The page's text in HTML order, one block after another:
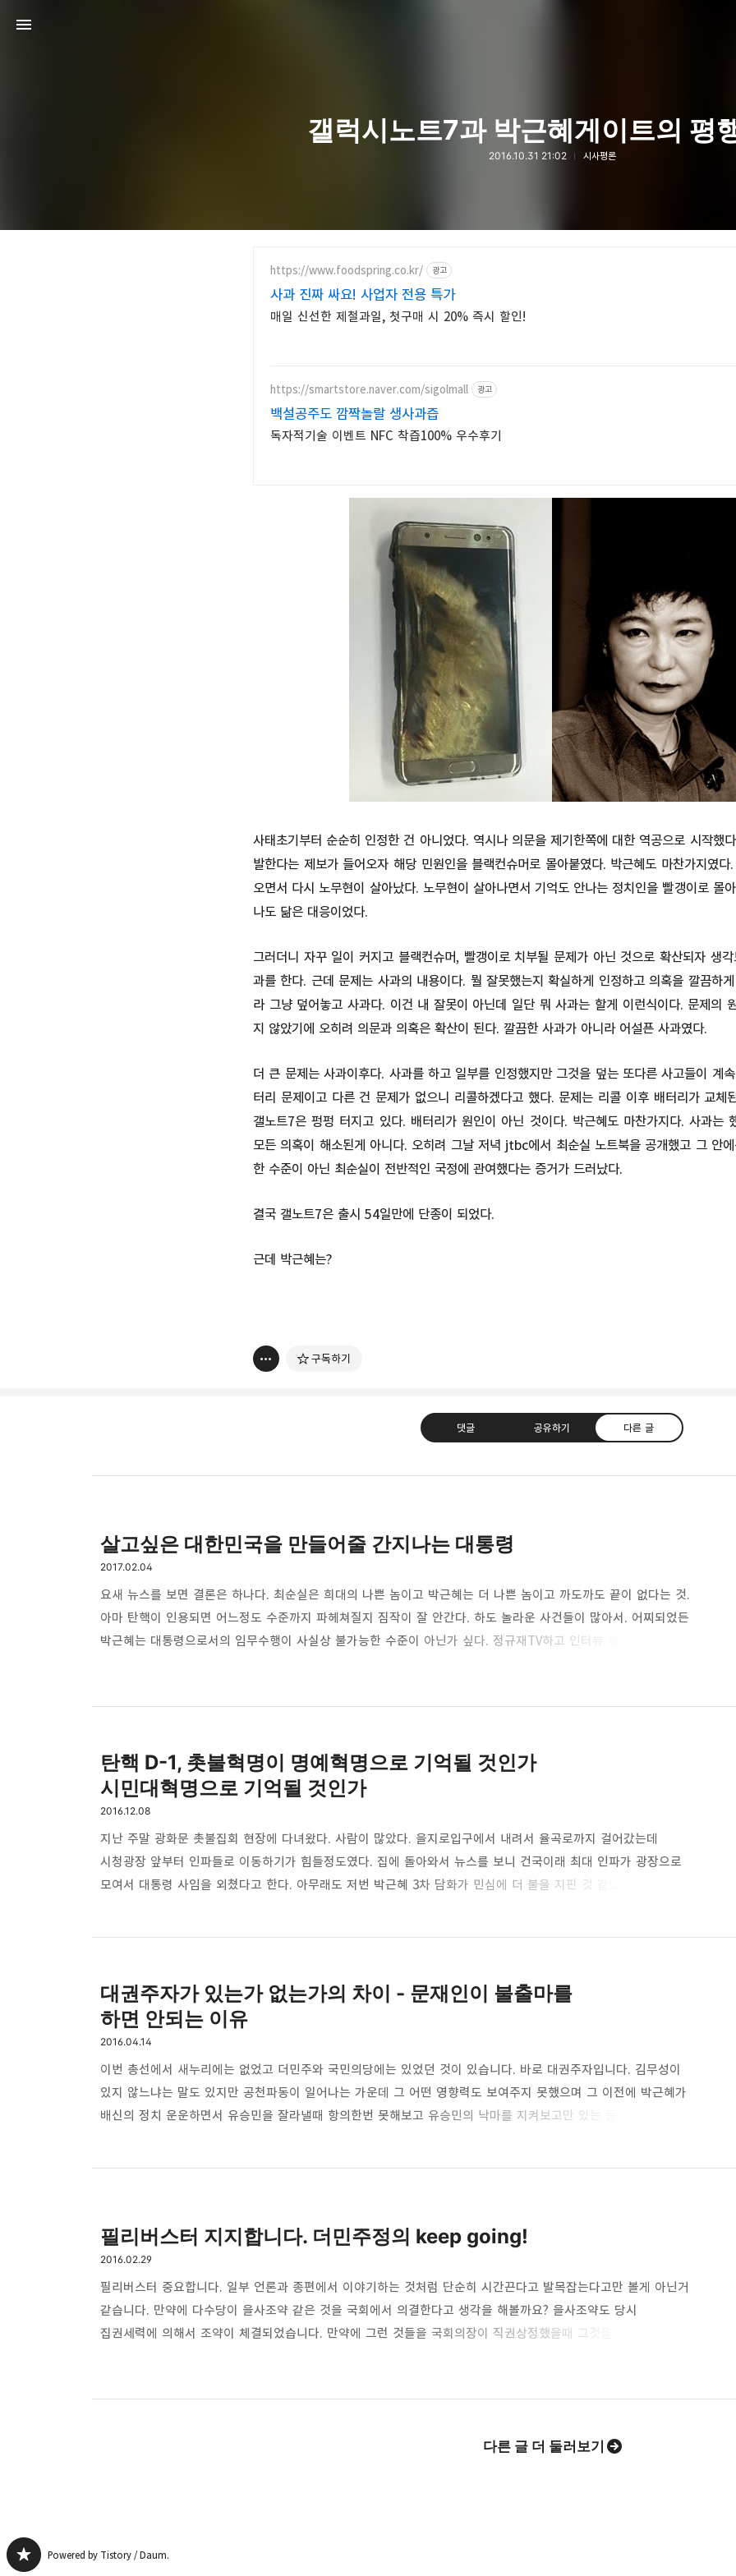
갤럭시노트7과 박근혜게이트의 평
2016.10.31 21:02 시사평론
https://www.foodspring.co.kr/ 광고
사과 진짜 싸요! 사업자 전용 특가
매일 신선한 제철과일, 첫구매 시 20% 즉시 할인!
https://smartstore.naver.com/sigolmall 광고
백설공주도 깜짝놀랄 생사과즙
독자적기술 이벤트 NFC 착즙100% 우수후기
사태초기부터 순순히 인정한 건 아니었다. 역시나 의문을 제기한쪽에 대한 역공으로 시작했
발한다는 제보가 들어오자 해당 민원인을 블랙컨슈머로 몰아붙였다. 박근혜도 마찬가지였
오면서 다시 노무현이 살아났다. 노무현이 살아나면서 기억도 안나는 정치인을 빨갱이로 몰
나도 닮은 대응이었다.
그러더니 자꾸 일이 커지고 블랙컨슈머, 빨갱이로 치부될 문제가 아닌 것으로 확산되자 생
과를 한다. 근데 문제는 사과의 내용이다. 뭘 잘못했는지 확실하게 인정하고 의혹을 깔끔하
라 그냥 덮어놓고 사과다. 이건 내 잘못이 아닌데 일단 뭐 사과는 할게 이런식이다. 문제의
지 않았기에 오히려 의문과 의혹은 확산이 된다. 깔끔한 사과가 아니라 어설픈 사과였다.
더 큰 문제는 사과이후다. 사과를 하고 일부를 인정했지만 그것을 덮는 또다른 사고들이 계
터리 문제이고 다른 건 문제가 없으니 리콜하겠다고 했다. 문제는 리콜 이후 배터리가 교체
갤노트7은 펑펑 터지고 있다. 배터리가 원인이 아닌 것이다. 박근혜도 마찬가지다. 사과는
모든 의혹이 해소된게 아니다. 오히려 그날 저녁 jtbc에서 최순실 노트북을 공개했고 그 안
한 수준이 아닌 최순실이 전반적인 국정에 관여했다는 증거가 드러났다.
결국 갤노트7은 출시 54일만에 단종이 되었다.
근데 박근혜는?
구독하기
댓글 공유하기 다른 글
bravesjb@gmail.com, South Korea, Since 2004
살고싶은 대한민국을 만들어줄 간지나는 대통령
2017.02.04
요새 뉴스를 보면 결론은 하나다. 최순실은 희대의 나쁜 놈이고 박근혜는 더 나쁜 놈이고 까도까도 끝이 없다는 것.
아마 탄핵이 인용되면 어느정도 수준까지 파헤쳐질지 짐작이 잘 안간다. 하도 놀라운 사건들이 많아서. 어찌되었든
박근혜는 대통령으로서의 임무수행이 사실상 불가능한 수준이 아닌가 싶다. 정규재TV하고 인터뷰 하는거 보면서 아
틀리지 않았구나 하고 생각하게 되는데 난 아직도 노통탄핵하면서 빙긋이 웃던 박근혜의 얼굴이 기억난다.이명박
탄핵 D-1, 촛불혁명이 명예혁명으로 기억될 것인가
시민대혁명으로 기억될 것인가
2016.12.08
지난 주말 광화문 촛불집회 현장에 다녀왔다. 사람이 많았다. 을지로입구에서 내려서 율곡로까지 걸어갔는데
시청광장 앞부터 인파들로 이동하기가 힘들정도였다. 집에 돌아와서 뉴스를 보니 건국이래 최대 인파가 광장으로
모여서 대통령 사임을 외쳤다고 한다. 아무래도 저번 박근혜 3차 담화가 민심에 더 불을 지핀 것 같았다. 나도 그
대권주자가 있는가 없는가의 차이 - 문재인이 불출마를
하면 안되는 이유
2016.04.14
이번 총선에서 새누리에는 없었고 더민주와 국민의당에는 있었던 것이 있습니다. 바로 대권주자입니다. 김무성이
있지 않느냐는 말도 있지만 공천파동이 일어나는 가운데 그 어떤 영향력도 보여주지 못했으며 그 이전에 박근혜가
배신의 정치 운운하면서 유승민을 잘라낼때 항의한번 못해보고 유승민의 낙마를 지켜보고만 있는 등 독자적인
필리버스터 지지합니다. 더민주정의 keep going!
2016.02.29
필리버스터 중요합니다. 일부 언론과 종편에서 이야기하는 것처럼 단순히 시간끈다고 발목잡는다고만 볼게 아닌거
같습니다. 만약에 다수당이 을사조약 같은 것을 국회에서 의결한다고 생각을 해볼까요? 을사조약도 당시
집권세력에 의해서 조약이 체결되었습니다. 만약에 그런 것들을 국회의장이 직권상정했을때 그것을 필사적으로
국회의장석을 점거하고 여당의원들은 그 의원들을 끄집어 내려고 하고 검은 양복입은 깍두기들이 투입이 되어서
다른 글 더 둘러보기
Powered by Tistory / Daum.